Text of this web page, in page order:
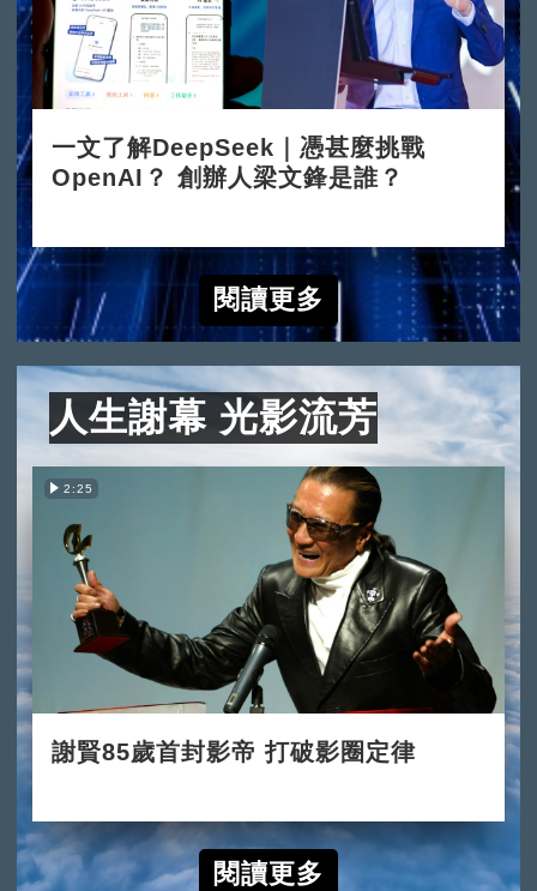
一文了解DeepSeek｜憑甚麼挑戰
OpenAI？ 創辦人梁文鋒是誰？
閱讀更多
人生謝幕 光影流芳
2:25
謝賢85歲首封影帝 打破影圈定律
閱讀更多